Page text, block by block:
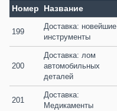
Номер Название
199
Доставка: новейшие
инструменты
200
Доставка: лом
автомобильных
деталей
201
Доставка:
Медикаменты